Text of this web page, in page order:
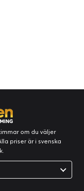
om du väljer
priser är i svenska